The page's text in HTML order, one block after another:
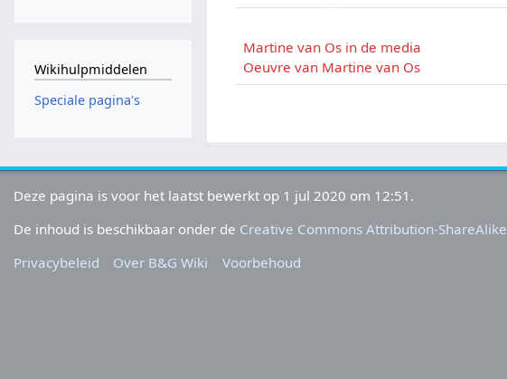
Martine van Os in de media
Oeuvre van Martine van Os
Wikihulpmiddelen
Speciale pagina's
Deze pagina is voor het laatst bewerkt op 1 jul 2020 om 12:51.
De inhoud is beschikbaar onder de Creative Commons Attribution-ShareAlike
Privacybeleid
Over B&G Wiki Voorbehoud